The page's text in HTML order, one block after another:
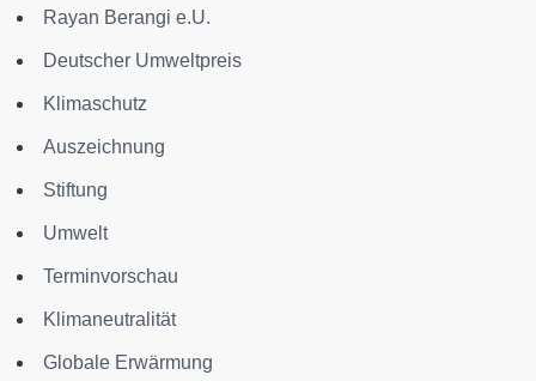
Rayan Berangi e.U.
Deutscher Umweltpreis
Klimaschutz
Auszeichnung
Stiftung
Umwelt
Terminvorschau
Klimaneutralität
Globale Erwärmung